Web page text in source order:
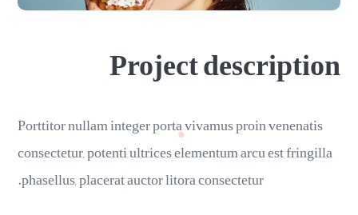
Project description
Porttitor nullam integer porta vivamus proin venenatis
consectetur, potenti ultrices elementum arcu est fringilla
phasellus, placerat auctor litora consectetur.